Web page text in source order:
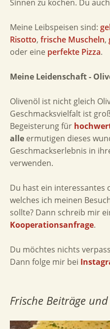
Sinnen zu kochen. Du
Meine Leibspeisen sind:
Risotto, frische Muscheln,
oder eine perfekte Pizza.
Meine Leidenschaft -
Olivenöl ist nicht gleich
Geschmacksvielfalt ist
Begeisterung für
alle ermutigen dieses
Geschmackserlebnis in
verwenden.
Du hast ein interessantes
welches ich meinen
sollte? Dann schreib mir
Kooperationsanfrage.
Du möchtes nichts
Dann folge mir bei
Frische Beiträge